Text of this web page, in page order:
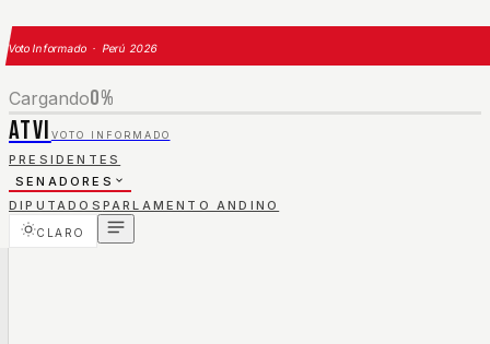
Voto Informado · Perú 2026
Cargando0%
ATVI VOTO INFORMADO
PRESIDENTES
SENADORES
DIPUTADOS PARLAMENTO ANDINO
CLARO